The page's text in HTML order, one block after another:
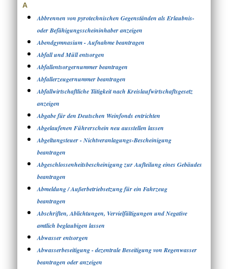
A
Abbrennen von pyrotechnischen Gegenständen als Erlaubnis-
oder Befähigungsscheininhaber anzeigen
Abendgymnasium - Aufnahme beantragen
Abfall und Müll entsorgen
Abfallentsorgernummer beantragen
Abfallerzeugernummer beantragen
Abfallwirtschaftliche Tätigkeit nach Kreislaufwirtschaftsgesetz
anzeigen
Abgabe für den Deutschen Weinfonds entrichten
Abgelaufenen Führerschein neu ausstellen lassen
Abgeltungsteuer - Nichtveranlagungs-Bescheinigung
beantragen
Abgeschlossenheitsbescheinigung zur Aufteilung eines Gebäudes
beantragen
Abmeldung / Außerbetriebsetzung für ein Fahrzeug
beantragen
Abschriften, Ablichtungen, Vervielfältigungen und Negative
amtlich beglaubigen lassen
Abwasser entsorgen
Abwasserbeseitigung - dezentrale Beseitigung von Regenwasser
beantragen oder anzeigen